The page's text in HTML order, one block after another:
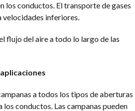
los conductos. El transporte de gases
velocidades inferiores.
flujo del aire a todo lo largo de las
a todos los tipos de aberturas
conductos. Las campanas pueden